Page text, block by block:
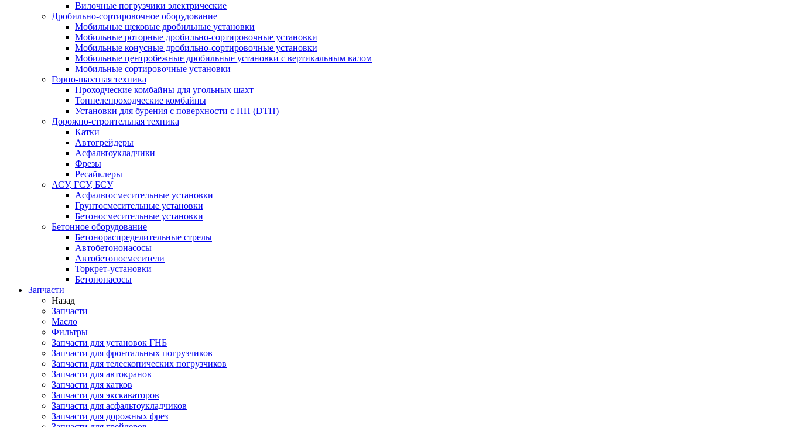
Вилочные погрузчики электрические
Дробильно-сортировочное оборудование
Мобильные щековые дробильные установки
Мобильные роторные дробильно-сортировочные установки
Мобильные конусные дробильно-сортировочные установки
Мобильные центробежные дробильные установки с вертикальным валом
Мобильные сортировочные установки
Горно-шахтная техника
Проходческие комбайны для угольных шахт
Тоннелепроходческие комбайны
Установки для бурения с поверхности с ПП (DTH)
Дорожно-строительная техника
Катки
Автогрейдеры
Асфальтоукладчики
Фрезы
Ресайклеры
АСУ, ГСУ, БСУ
Асфальтосмесительные установки
Грунтосмесительные установки
Бетоносмесительные установки
Бетонное оборудование
Бетонораспределительные стрелы
Автобетононасосы
Автобетоносмесители
Торкрет-установки
Бетононасосы
Запчасти
Назад
Запчасти
Масло
Фильтры
Запчасти для установок ГНБ
Запчасти для фронтальных погрузчиков
Запчасти для телескопических погрузчиков
Запчасти для автокранов
Запчасти для катков
Запчасти для экскаваторов
Запчасти для асфальтоукладчиков
Запчасти для дорожных фрез